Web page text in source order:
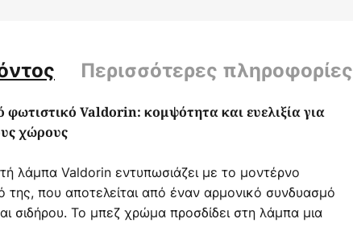
Περισσότερες πληροφορίες
φωτιστικό Valdorin: κομψότητα και ευελιξία για
χώρους
λάμπα Valdorin εντυπωσιάζει με το μοντέρνο
της, που αποτελείται από έναν αρμονικό συνδυασμό
σιδήρου. Το μπεζ χρώμα προσδίδει στη λάμπα μια